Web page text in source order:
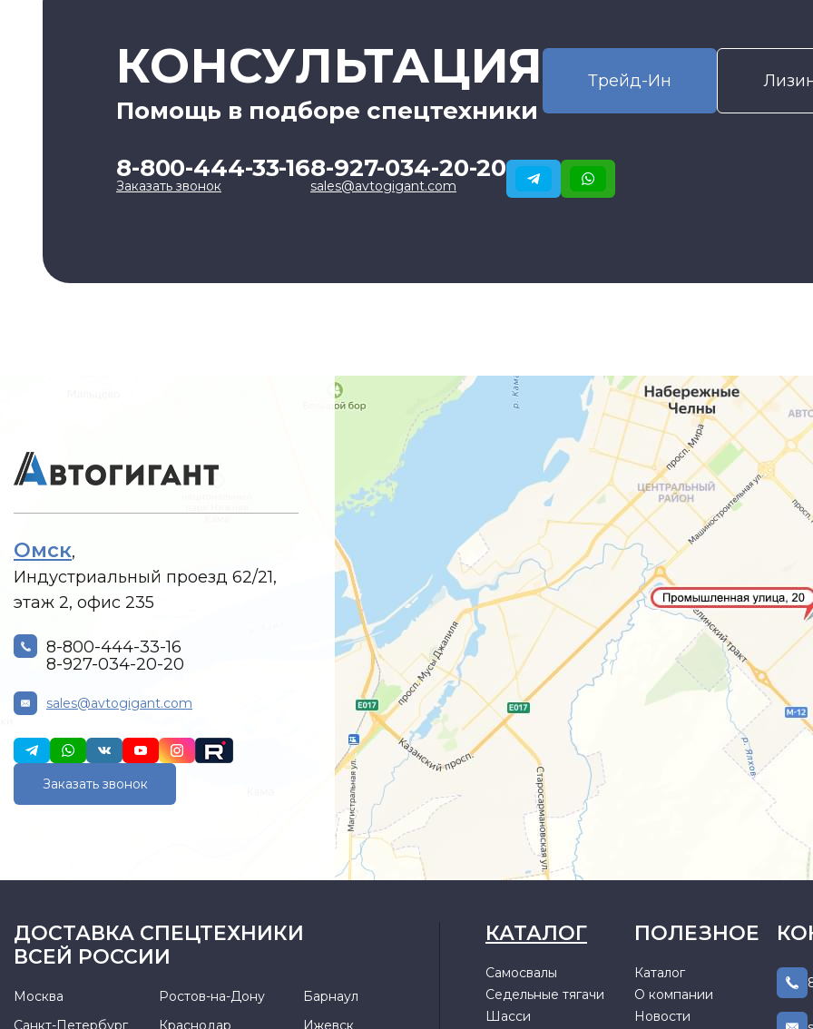
КОНСУЛЬТАЦИЯ
Помощь в подборе спецтехники
Трейд-Ин
8-800-444-33-16
Заказать звонок
8-927-034-20-20
sales@avtogigant.com
Омск,
Индустриальный проезд 62/21,
этаж 2, офис 235
8-800-444-33-16
8-927-034-20-20
sales@avtogigant.com
Заказать звонок
ДОСТАВКА СПЕЦТЕХНИКИ
ВСЕЙ РОССИИ
Москва Ростов-на-Дону
Барнаул
Санкт-Петербург
Краснодар Ижевск
КАТАЛОГ
Самосвалы
Седельные тягачи
Шасси
ПОЛЕЗНОЕ
Каталог
О компании
Новости